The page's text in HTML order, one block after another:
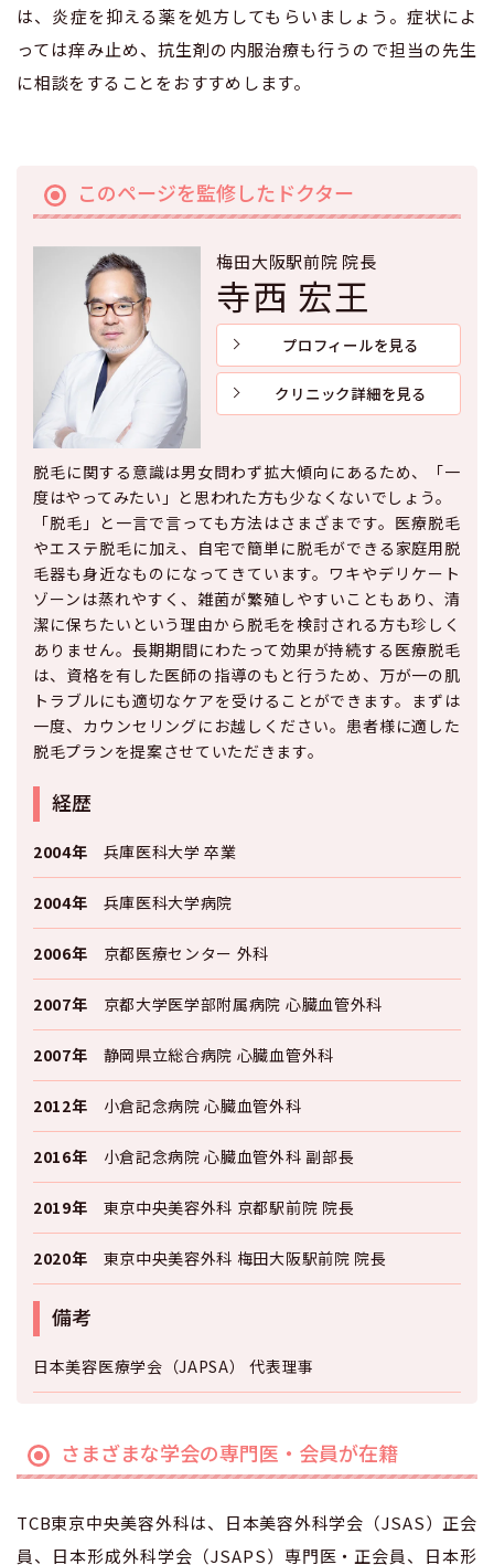
は、炎症を抑える薬を処方してもらいましょう。症状によ
っては痒み止め、抗生剤の内服治療も行うので担当の先生
に相談をすることをおすすめします。
このページを監修したドクター
梅田大阪駅前院 院長
寺西 宏王
プロフィールを見る
クリニック詳細を見る
脱毛に関する意識は男女問わず拡大傾向にあるため、「一
度はやってみたい」と思われた方も少なくないでしょう。
「脱毛」と一言で言っても方法はさまざまです。医療脱毛
やエステ脱毛に加え、自宅で簡単に脱毛ができる家庭用脱
毛器も身近なものになってきています。ワキやデリケート
ゾーンは蒸れやすく、雑菌が繁殖しやすいこともあり、清
潔に保ちたいという理由から脱毛を検討される方も珍しく
ありません。長期期間にわたって効果が持続する医療脱毛
は、資格を有した医師の指導のもと行うため、万が一の肌
トラブルにも適切なケアを受けることができます。まずは
一度、カウンセリングにお越しください。患者様に適した
脱毛プランを提案させていただきます。
経歴
2004年 兵庫医科大学 卒業
2004年 兵庫医科大学病院
2006年 京都医療センター 外科
2007年 京都大学医学部附属病院 心臓血管外科
2007年 静岡県立総合病院 心臓血管外科
2012年 小倉記念病院 心臓血管外科
2016年 小倉記念病院 心臓血管外科 副部長
2019年 東京中央美容外科 京都駅前院 院長
2020年 東京中央美容外科 梅田大阪駅前院 院長
備考
日本美容医療学会（JAPSA） 代表理事
さまざまな学会の専門医・会員が在籍
TCB東京中央美容外科は、日本美容外科学会（JSAS）正会
員、日本形成外科学会（JSAPS）専門医・正会員、日本形